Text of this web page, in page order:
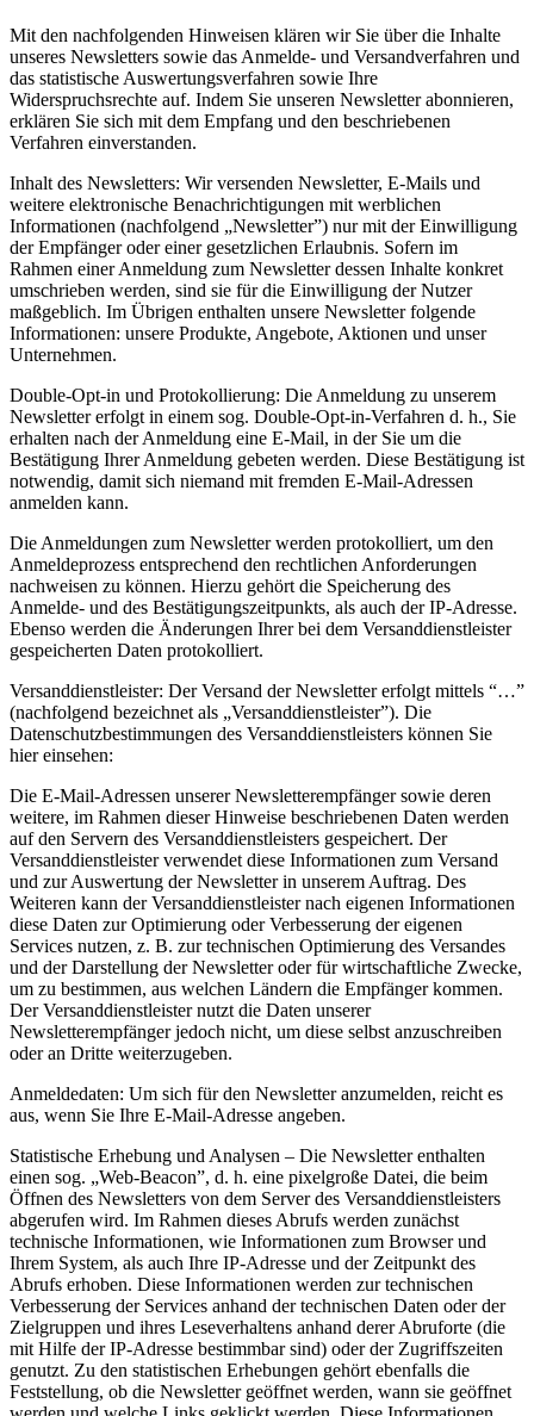
Mit den nachfolgenden Hinweisen klären wir Sie über die Inhalte
unseres Newsletters sowie das Anmelde- und Versandverfahren und
das statistische Auswertungsverfahren sowie Ihre
Widerspruchsrechte auf. Indem Sie unseren Newsletter abonnieren,
erklären Sie sich mit dem Empfang und den beschriebenen
Verfahren einverstanden.
Inhalt des Newsletters: Wir versenden Newsletter, E-Mails und
weitere elektronische Benachrichtigungen mit werblichen
Informationen (nachfolgend „Newsletter”) nur mit der Einwilligung
der Empfänger oder einer gesetzlichen Erlaubnis. Sofern im
Rahmen einer Anmeldung zum Newsletter dessen Inhalte konkret
umschrieben werden, sind sie für die Einwilligung der Nutzer
maßgeblich. Im Übrigen enthalten unsere Newsletter folgende
Informationen: unsere Produkte, Angebote, Aktionen und unser
Unternehmen.
Double-Opt-in und Protokollierung: Die Anmeldung zu unserem
Newsletter erfolgt in einem sog. Double-Opt-in-Verfahren d. h., Sie
erhalten nach der Anmeldung eine E-Mail, in der Sie um die
Bestätigung Ihrer Anmeldung gebeten werden. Diese Bestätigung ist
notwendig, damit sich niemand mit fremden E-Mail-Adressen
anmelden kann.
Die Anmeldungen zum Newsletter werden protokolliert, um den
Anmeldeprozess entsprechend den rechtlichen Anforderungen
nachweisen zu können. Hierzu gehört die Speicherung des
Anmelde- und des Bestätigungszeitpunkts, als auch der IP-Adresse.
Ebenso werden die Änderungen Ihrer bei dem Versanddienstleister
gespeicherten Daten protokolliert.
Versanddienstleister: Der Versand der Newsletter erfolgt mittels “…”
(nachfolgend bezeichnet als „Versanddienstleister”). Die
Datenschutzbestimmungen des Versanddienstleisters können Sie
hier einsehen:
Die E-Mail-Adressen unserer Newsletterempfänger sowie deren
weitere, im Rahmen dieser Hinweise beschriebenen Daten werden
auf den Servern des Versanddienstleisters gespeichert. Der
Versanddienstleister verwendet diese Informationen zum Versand
und zur Auswertung der Newsletter in unserem Auftrag. Des
Weiteren kann der Versanddienstleister nach eigenen Informationen
diese Daten zur Optimierung oder Verbesserung der eigenen
Services nutzen, z. B. zur technischen Optimierung des Versandes
und der Darstellung der Newsletter oder für wirtschaftliche Zwecke,
um zu bestimmen, aus welchen Ländern die Empfänger kommen.
Der Versanddienstleister nutzt die Daten unserer
Newsletterempfänger jedoch nicht, um diese selbst anzuschreiben
oder an Dritte weiterzugeben.
Anmeldedaten: Um sich für den Newsletter anzumelden, reicht es
aus, wenn Sie Ihre E-Mail-Adresse angeben.
Statistische Erhebung und Analysen – Die Newsletter enthalten
einen sog. „Web-Beacon”, d. h. eine pixelgroße Datei, die beim
Öffnen des Newsletters von dem Server des Versanddienstleisters
abgerufen wird. Im Rahmen dieses Abrufs werden zunächst
technische Informationen, wie Informationen zum Browser und
Ihrem System, als auch Ihre IP-Adresse und der Zeitpunkt des
Abrufs erhoben. Diese Informationen werden zur technischen
Verbesserung der Services anhand der technischen Daten oder der
Zielgruppen und ihres Leseverhaltens anhand derer Abruforte (die
mit Hilfe der IP-Adresse bestimmbar sind) oder der Zugriffszeiten
genutzt. Zu den statistischen Erhebungen gehört ebenfalls die
Feststellung, ob die Newsletter geöffnet werden, wann sie geöffnet